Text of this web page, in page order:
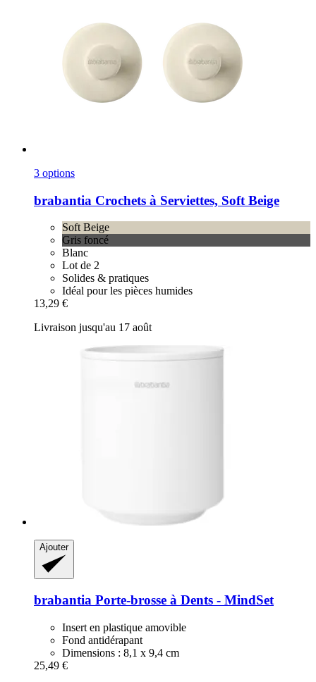
3 options
brabantia Crochets à Serviettes, Soft Beige
Soft Beige
Gris foncé
Blanc
Lot de 2
Solides & pratiques
Idéal pour les pièces humides
13,29 €
Livraison jusqu'au 17 août
Ajouter
brabantia Porte-​brosse à Dents -​ MindSet
Insert en plastique amovible
Fond antidérapant
Dimensions : 8,1 x 9,4 cm
25,49 €